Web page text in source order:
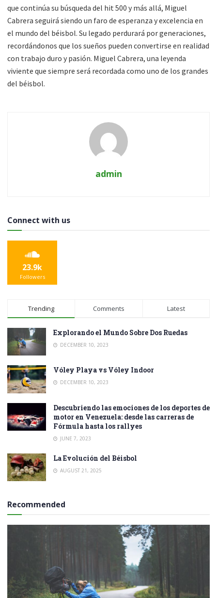
que continúa su búsqueda del hit 500 y más allá, Miguel
Cabrera seguirá siendo un faro de esperanza y excelencia en
el mundo del béisbol. Su legado perdurará por generaciones,
recordándonos que los sueños pueden convertirse en realidad
con trabajo duro y pasión. Miguel Cabrera, una leyenda
viviente que siempre será recordada como uno de los grandes
del béisbol.
admin
Connect with us
23.9k
Followers
Trending Comments Latest
Explorando el Mundo Sobre Dos Ruedas
DECEMBER 10, 2023
Vóley Playa vs Vóley Indoor
DECEMBER 10, 2023
Descubriendo las emociones de los deportes de
motor en Venezuela: desde las carreras de
Fórmula hasta los rallyes
JUNE 7, 2023
La Evolución del Béisbol
AUGUST 21, 2025
Recommended